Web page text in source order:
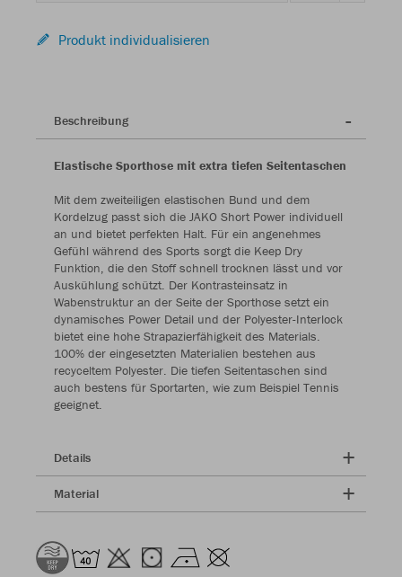
Produkt individualisieren
Beschreibung
Elastische Sporthose mit extra tiefen Seitentaschen
Mit dem zweiteiligen elastischen Bund und dem
Kordelzug passt sich die JAKO Short Power individuell
an und bietet perfekten Halt. Für ein angenehmes
Gefühl während des Sports sorgt die Keep Dry
Funktion, die den Stoff schnell trocknen lässt und vor
Auskühlung schützt. Der Kontrasteinsatz in
Wabenstruktur an der Seite der Sporthose setzt ein
dynamisches Power Detail und der Polyester-Interlock
bietet eine hohe Strapazierfähigkeit des Materials.
100% der eingesetzten Materialien bestehen aus
recyceltem Polyester. Die tiefen Seitentaschen sind
auch bestens für Sportarten, wie zum Beispiel Tennis
geeignet.
Details
Material